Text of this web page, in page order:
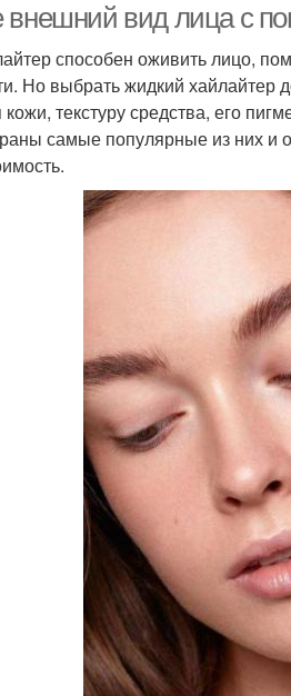
внешний вид лица с
способен оживить лицо,
Но выбрать жидкий хайлайтер
текстуру средства, его
самые популярные из них и